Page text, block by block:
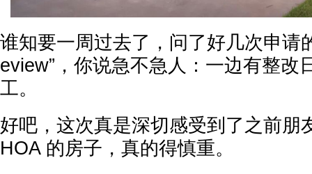
谁知要一周过去了，问了好几次申请
eview”，你说急不急人：一边有整改
工。
好吧，这次真是深切感受到了之前朋
HOA 的房子，真的得慎重。